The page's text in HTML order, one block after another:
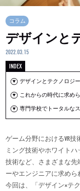
デザインとテクノロジ
これからの時代に求め
専門学校でトータルな
コラム
デザインと
2022.03.15
ゲーム分野におけるVR技
ミング技術やホワイト
技術など、さまざまな先
ーやエンジニアに求めら
今回は、「デザイン×テ